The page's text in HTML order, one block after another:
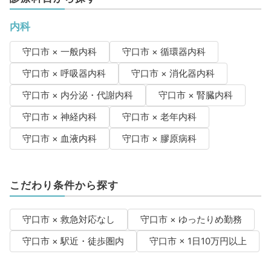
内科
守口市 × 一般内科
守口市 × 循環器内科
守口市 × 呼吸器内科
守口市 × 消化器内科
守口市 × 内分泌・代謝内科
守口市 × 腎臓内科
守口市 × 神経内科
守口市 × 老年内科
守口市 × 血液内科
守口市 × 膠原病科
こだわり条件から探す
守口市 × 救急対応なし
守口市 × ゆったりめ勤務
守口市 × 駅近・徒歩圏内
守口市 × 1日10万円以上